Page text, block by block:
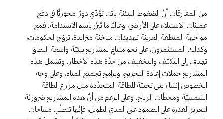
من المفارقات أنّ الضغوط البيئيّة باتت تؤدّي دورًا محوريًّا في دفع
عمليّات الاستيلاء على الأراضي، وغالبًا ما تُبرَّر باسم الاستدامة. فمع
مواجهة المنطقة العربيّة تهديدات مناخيّة متزايدة، تروّج الحكومات،
وكذلك المستثمرون، على نحو متنامٍ، لمشاريع بيئيّة واسعة النطاق
تهدف إلى التكيّف والتخفيف من حدّة هذه الأخطار. وتشمل هذه
المشاريع حملات إعادة التحريج، وبرامج تجميع المياه، وعلى وجه
الخصوص إنشاء بنى تحتيّة للطاقة المتجدّدة مثل مزارع الطاقة
الشمسيّة ومحطّات الرياح. وعلى الرغم من أنّ هذه المشاريع ضروريّة
لتعزيز القدرة على الصمود على المدى الطويل، فإنّها تتطلّب مساحات